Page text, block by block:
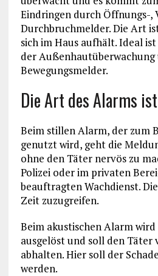
Eindringen durch Öffnungs-,
Durchbruchmelder. Die Art
sich im Haus aufhält. Ideal
der Außenhautüberwachung
Bewegungsmelder.
Die Art des Alarms
Beim stillen Alarm, der zum
genutzt wird, geht die
ohne den Täter nervös zu
Polizei oder im privaten
beauftragten Wachdienst.
Zeit zuzugreifen.
Beim akustischen Alarm wird
ausgelöst und soll den Täter
abhalten. Hier soll der
werden.